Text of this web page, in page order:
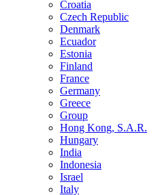
Croatia
Czech Republic
Denmark
Ecuador
Estonia
Finland
France
Germany
Greece
Group
Hong Kong, S.A.R.
Hungary
India
Indonesia
Israel
Italy